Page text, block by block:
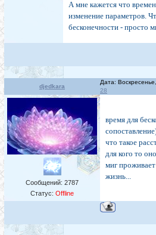
А мне кажется что
изменение параметров.
бесконечности - просто
djedkara
Дата:
28
Сообщений: 2787
Статус: Offline
время для
что такое
для кого то
миг
жизнь...